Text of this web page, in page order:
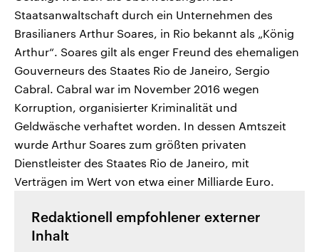
Staatsanwaltschaft durch ein Unternehmen des
Brasilianers Arthur Soares, in Rio bekannt als „König
Arthur“. Soares gilt als enger Freund des ehemaligen
Gouverneurs des Staates Rio de Janeiro, Sergio
Cabral. Cabral war im November 2016 wegen
Korruption, organisierter Kriminalität und
Geldwäsche verhaftet worden. In dessen Amtszeit
wurde Arthur Soares zum größten privaten
Dienstleister des Staates Rio de Janeiro, mit
Verträgen im Wert von etwa einer Milliarde Euro.
Redaktionell empfohlener externer
Inhalt